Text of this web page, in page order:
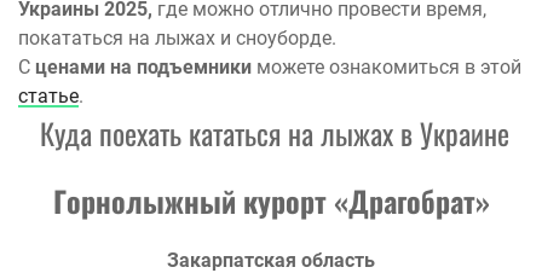
Украины 2025, где можно отлично провести время,
покататься на лыжах и сноуборде.
С ценами на подъемники можете ознакомиться в этой
статье.
Куда поехать кататься на лыжах в Украине
Горнолыжный курорт «Драгобрат»
Закарпатская область